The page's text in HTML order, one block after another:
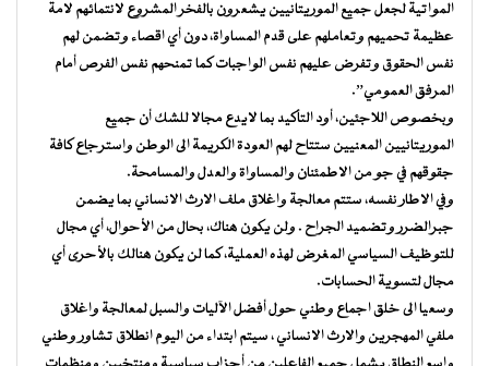
المواتية لجعل جميع الموريتانيين يشعرون بالفخر المشروع لانتمائهم لامة
عظيمة تحميهم وتعاملهم على قدم المساواة، دون أي اقصاء وتضمن لهم
نفس الحقوق وتفرض عليهم نفس الواجبات كما تمنحهم نفس الفرص أمام
المرفق العمومي”.
وبخصوص اللاجئين، أود التأكيد بما لايدع مجالا للشك أن جميع
الموريتانيين المعنيين ستتاح لهم العودة الكريمة الى الوطن واسترجاع كافة
جقوقهم في جو من الاطمئنان والمساواة والعدل والمسامحة.
وفي الاطار نفسه، ستتم معالجة واغلاق ملف الارث الانساني بما يضمن
جبرالضرر وتضميد الجراح . ولن يكون هناك، بحال من الأحوال، أي مجال
للتوظيف السياسي المغرض لهذه العملية، كما لن يكون هنالك بالأحرى أي
مجال لتسوية الحسابات.
وسعيا الى خلق اجماع وطني حول أفضل الآليات والسبل لمعالجة واغلاق
ملفي المهجرين والارث الانساني ، سيتم ابتداء من اليوم انطلاق تشاور وطني